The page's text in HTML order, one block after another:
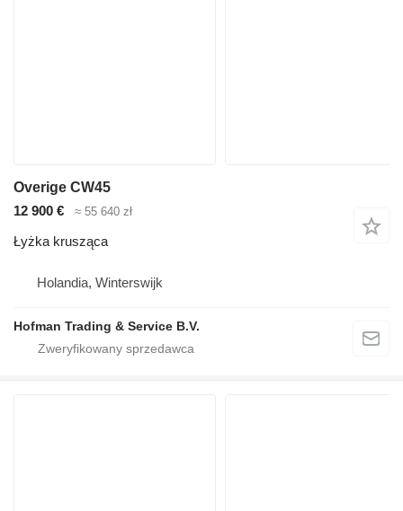
Overige CW45
12 900 €
≈ 55 640 zł
Łyżka krusząca
Holandia, Winterswijk
Hofman Trading & Service B.V.